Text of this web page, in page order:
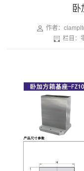
作者：
栏目：